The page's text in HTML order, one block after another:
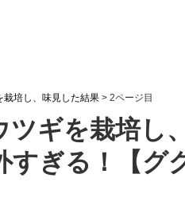
栽培し、味見した結果 > 2ページ目
ギを栽培し
すぎる！【グ